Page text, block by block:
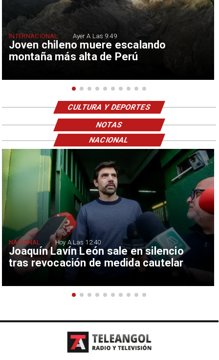
Joven chileno muere escalando
montaña más alta de Perú
INTERNACIONAL Ayer A Las 9:49
CULTURA Y DEPORTES
NOTAS
Joaquín Lavín León sale en silencio
tras revocación de medida cautelar
NACIONAL Hoy A Las 12:40
NACIONAL